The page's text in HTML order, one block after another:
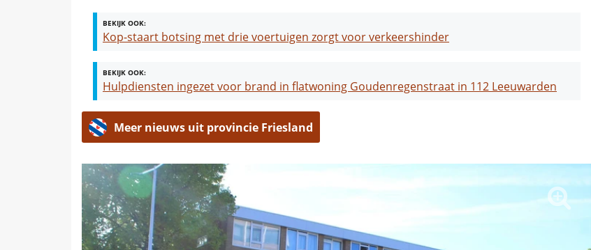
BEKIJK OOK:
Kop-staart botsing met drie voertuigen zorgt voor verkeershinder
BEKIJK OOK:
Hulpdiensten ingezet voor brand in flatwoning Goudenregenstraat in 112 Leeuwarden
Meer nieuws uit provincie Friesland